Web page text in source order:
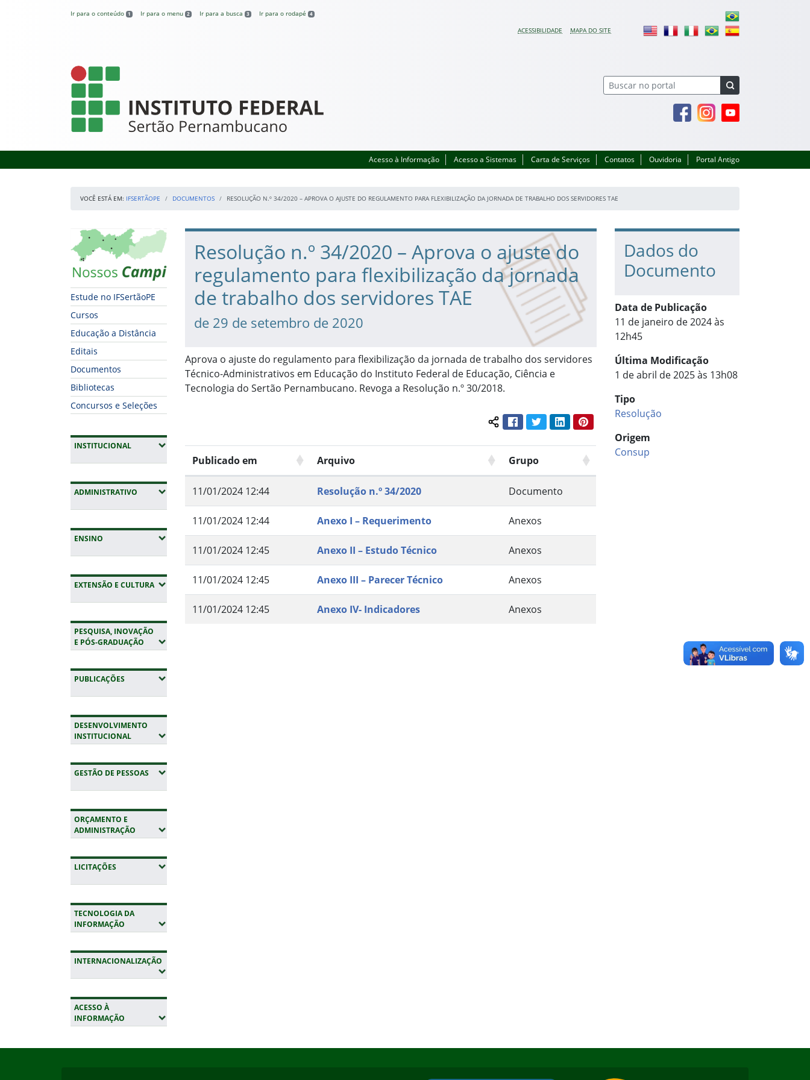
Ir para o conteúdo 1 Ir para o menu 2 Ir para a busca 3 Ir para o rodapé 4
ACESSIBILIDADE MAPA DO SITE
IFSertãoPE
FacebookInstagramYoutube
Acesso à Informação Acesso a Sistemas Carta de Serviços Contatos Ouvidoria Portal Antigo
VOCÊ ESTÁ EM: IFSERTÃOPE DOCUMENTOS RESOLUÇÃO N.º 34/2020 – APROVA O AJUSTE DO REGULAMENTO PARA FLEXIBILIZAÇÃO DA JORNADA DE TRABALHO DOS SERVIDORES TAE
Início da navegação
Mapa Campi
Estude no IFSertãoPE
Cursos
Educação a Distância
Editais
Documentos
Bibliotecas
Concursos e Seleções
INSTITUCIONAL(EXPANDIR SUBMENUS)
ADMINISTRATIVO (EXPANDIR SUBMENUS)
ENSINO (EXPANDIR SUBMENUS)
EXTENSÃO E CULTURA(EXPANDIR SUBMENUS)
PESQUISA, INOVAÇÃO
E PÓS-GRADUAÇÃO (EXPANDIR SUBMENUS)
PUBLICAÇÕES (EXPANDIR SUBMENUS)
DESENVOLVIMENTO
INSTITUCIONAL(EXPANDIR SUBMENUS)
GESTÃO DE PESSOAS (EXPANDIR SUBMENUS)
ORÇAMENTO E
ADMINISTRAÇÃO (EXPANDIR SUBMENUS)
LICITAÇÕES (EXPANDIR SUBMENUS)
TECNOLOGIA DA
INFORMAÇÃO (EXPANDIR SUBMENUS)
INTERNACIONALIZAÇÃO
ACESSO À
INFORMAÇÃO (EXPANDIR SUBMENUS)
Início do conteúdo
Resolução n.º 34/2020 – Aprova o ajuste do
regulamento para flexibilização da jornada
de trabalho dos servidores TAE
de 29 de setembro de 2020
Aprova o ajuste do regulamento para flexibilização da jornada de trabalho dos servidores
Técnico-Administrativos em Educação do Instituto Federal de Educação, Ciência e
Tecnologia do Sertão Pernambucano. Revoga a Resolução n.º 30/2018.
Compartilhar conteúdo:
FacebookTwitterLinkedInPinterest
Publicado em Arquivo Grupo
11/01/2024 12:44 Resolução n.º 34/2020 Documento
11/01/2024 12:44 Anexo I – Requerimento Anexos
11/01/2024 12:45 Anexo II – Estudo Técnico Anexos
11/01/2024 12:45 Anexo III – Parecer Técnico Anexos
11/01/2024 12:45 Anexo IV- Indicadores Anexos
Dados do
Documento
Data de Publicação
11 de janeiro de 2024 às
12h45
Última Modificação
1 de abril de 2025 às 13h08
Tipo
Resolução
Origem
Consup